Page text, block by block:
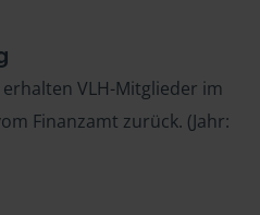
VLH-Mitglieder im
Finanzamt zurück. (Jahr: